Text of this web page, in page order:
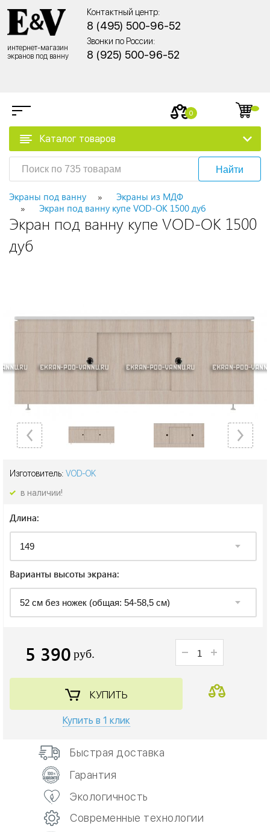
интернет-магазин
экранов под ванну
Контактный центр:
8 (495) 500-96-52
Звонки по России:
8 (925) 500-96-52
0
Каталог товаров
Найти
Экраны под ванну
Экраны из МДФ
Экран под ванну купе VOD-OK 1500 дуб
Экран под ванну купе VOD-OK 1500
дуб
Изготовитель: VOD-OK
в наличии!
Длина:
Варианты высоты экрана:
5 390 руб.
КУПИТЬ
Купить в 1 клик
Быстрая доставка
Гарантия
Экологичность
Современные технологии